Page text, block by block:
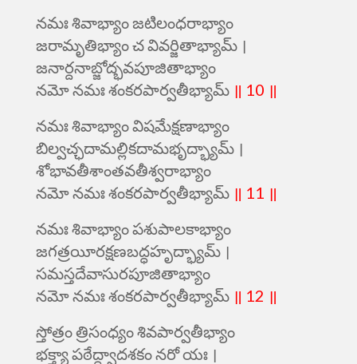
నమః శివాభ్యాం జటిలంధరాభ్యాం
జరామృతిభ్యాం చ వివర్జితాభ్యామ్ ।
జనార్దనాబ్జోద్భవపూజితాభ్యాం
నమో నమః శంకరపార్వతీభ్యామ్ ॥ 10 ॥
నమః శివాభ్యాం విషమేక్షణాభ్యాం
బిల్వచ్ఛదామల్లికదామభృద్భ్యామ్ ।
శోభావతీశాంతవతీశ్వరాభ్యాం
నమో నమః శంకరపార్వతీభ్యామ్ ॥ 11 ॥
నమః శివాభ్యాం పశుపాలకాభ్యాం
జగత్రయీరక్షణబద్ధహృద్భ్యామ్ ।
సమస్తదేవాసురపూజితాభ్యాం
నమో నమః శంకరపార్వతీభ్యామ్ ॥ 12 ॥
స్తోత్రం త్రిసంధ్యం శివపార్వతీభ్యాం
భక్త్యా పఠేద్ద్వాదశకం నరో యః ।